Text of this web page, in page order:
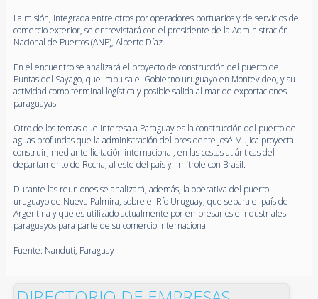
La misión, integrada entre otros por operadores portuarios y de servicios de
comercio exterior, se entrevistará con el presidente de la Administración
Nacional de Puertos (ANP), Alberto Díaz.
En el encuentro se analizará el proyecto de construcción del puerto de
Puntas del Sayago, que impulsa el Gobierno uruguayo en Montevideo, y su
actividad como terminal logística y posible salida al mar de exportaciones
paraguayas.
Otro de los temas que interesa a Paraguay es la construcción del puerto de
aguas profundas que la administración del presidente José Mujica proyecta
construir, mediante licitación internacional, en las costas atlánticas del
departamento de Rocha, al este del país y limítrofe con Brasil.
Durante las reuniones se analizará, además, la operativa del puerto
uruguayo de Nueva Palmira, sobre el Río Uruguay, que separa el país de
Argentina y que es utilizado actualmente por empresarios e industriales
paraguayos para parte de su comercio internacional.
Fuente: Nanduti, Paraguay